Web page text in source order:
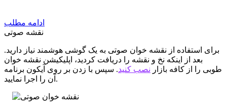
ادامه مطلب
نقشه صوتی
برای استفاده از نقشه خوان صوتی به یک گوشی هوشمند نیاز دارید.
بعد از اینکه نخ و نقشه را دریافت کردید، اپلیکیشن نقشه خوان
طوبی را از کافه بازار نصب کنید. سپس با زدن بر روی آیکون برنامه
آن را اجرا نمایید.